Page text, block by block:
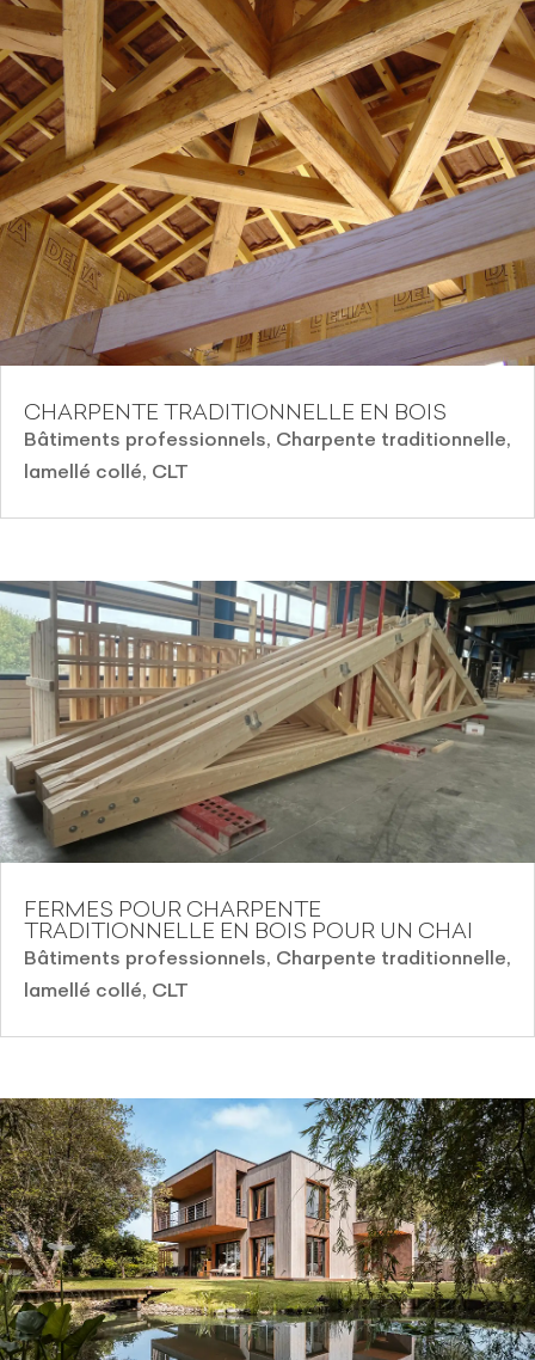
CHARPENTE TRADITIONNELLE EN BOIS
Bâtiments professionnels, Charpente traditionnelle,
lamellé collé, CLT
FERMES POUR CHARPENTE
TRADITIONNELLE EN BOIS POUR UN CHAI
Bâtiments professionnels, Charpente traditionnelle,
lamellé collé, CLT